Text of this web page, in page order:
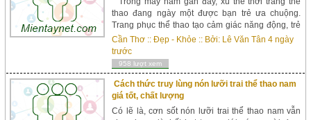
thao đang ngày một được bạn trẻ ưa chuộng.
Trang phục thể thao tạo cảm giác năng động, trẻ
trung, cũng như đem đến sự thoải mái, dễ chịu
cho người mặc nhất là khi tham gia những hoạt
động ngoại trừ trời. Chính vì thế, p...
Cần Thơ ::Đẹp - Khỏe :: Bởi: Lê Văn Tân 4 ngày
trước
958 lượt xem
Cách thức truy lùng nón lưỡi trai thể thao nam
giá tốt, chất lượng
Có lẽ là, cơn sốt nón lưỡi trai thể thao nam vẫn